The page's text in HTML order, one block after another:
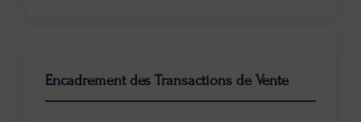
Encadrement des Transactions de Vente